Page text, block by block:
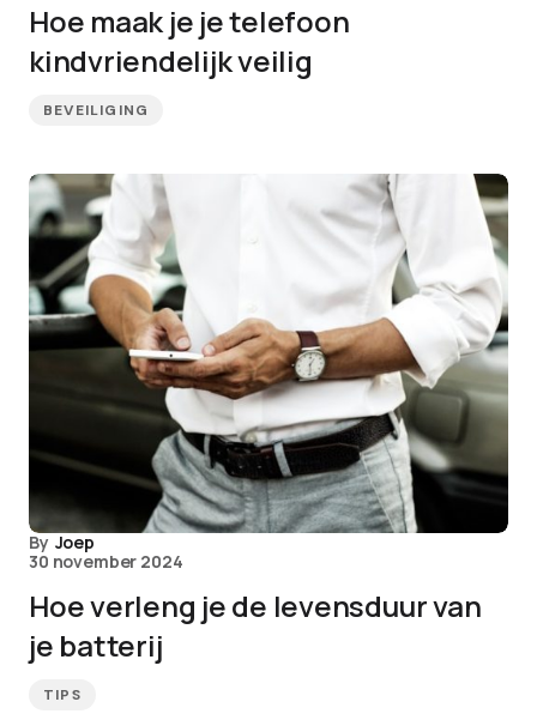
Hoe maak je je telefoon
kindvriendelijk veilig
BEVEILIGING
By Joep
30 november 2024
Hoe verleng je de levensduur van
je batterij
TIPS